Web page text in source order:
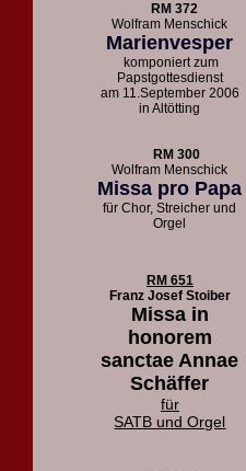
RM 372
Wolfram Menschick
Marienvesper
komponiert zum
Papstgottesdienst
am 11.September 2006
in Altötting
RM 300
Wolfram Menschick
Missa pro Papa
für Chor, Streicher und
Orgel
RM 651
Franz Josef Stoiber
Missa in
honorem
sanctae Annae
Schäffer
für
SATB und Orgel